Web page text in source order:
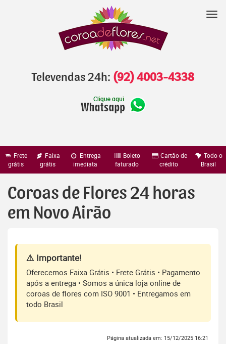
Televendas 24h: (92) 4003-4338
Frete
grátis
Faixa
grátis
Entrega
imediata
Boleto
faturado
Cartão de
crédito
Todo o
Brasil
Coroas de Flores 24 horas
em Novo Airão
⚠️ Importante!
Oferecemos Faixa Grátis • Frete Grátis • Pagamento
após a entrega • Somos a única loja online de
coroas de flores com ISO 9001 • Entregamos em
todo Brasil
Página atualizada em: 15/12/2025 16:21